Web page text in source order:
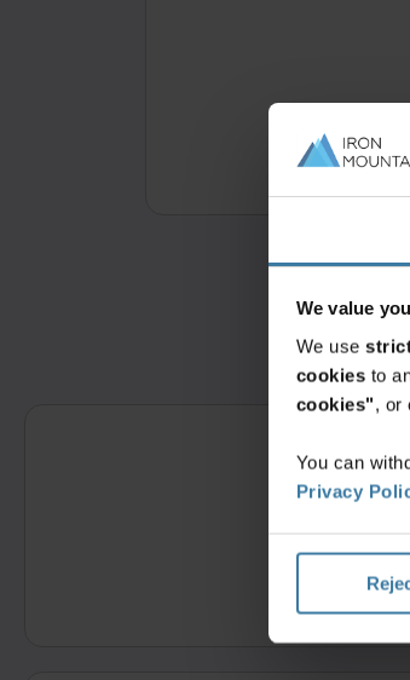
We value
We use
cookies to
cookies", or
You can
Privacy